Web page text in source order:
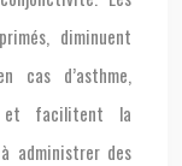
diminuent
cas d’asthme,
et facilitent la
administrer des